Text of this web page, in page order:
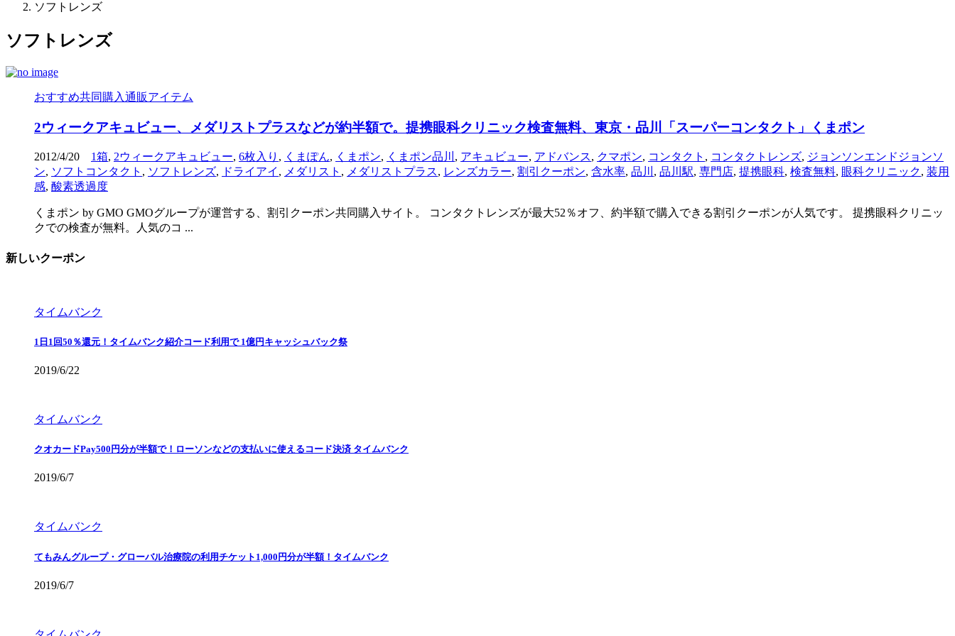
ソフトレンズ
ソフトレンズ
おすすめ共同購入通販アイテム
2ウィークアキュビュー、メダリストプラスなどが約半額で。提携眼科クリニック検査無料、東京・品川「スーパーコンタクト」くまポン
2012/4/20 1箱, 2ウィークアキュビュー, 6枚入り , くまぽん, くまポン, くまポン品川 , アキュビュー, アドバンス, クマポン, コンタクト , コンタクトレンズ, ジョンソンエンドジョンソ
ン, ソフトコンタクト , ソフトレンズ, ドライアイ , メダリスト , メダリストプラス, レンズカラー, 割引クーポン, 含水率, 品川 , 品川駅, 専門店, 提携眼科, 検査無料, 眼科クリニック, 装用
感, 酸素透過度
くまポン by GMO GMOグループが運営する、割引クーポン共同購入サイト。 コンタクトレンズが最大52％オフ、約半額で購入できる割引クーポンが人気です。 提携眼科クリニッ
クでの検査が無料。人気のコ ...
新しいクーポン
タイムバンク
1日1回50％還元！タイムバンク紹介コード利用で 1億円キャッシュバック祭
2019/6/22
タイムバンク
クオカードPay500円分が半額で！ローソンなどの支払いに使えるコード決済 タイムバンク
2019/6/7
タイムバンク
てもみんグループ・グローバル治療院の利用チケット1,000円分が半額！タイムバンク
2019/6/7